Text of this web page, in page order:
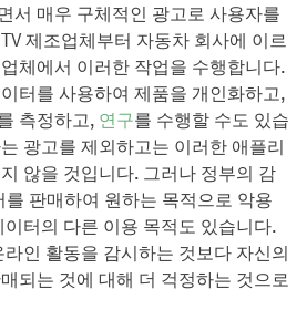
서 매우 구체적인 광고로 사용자를
제조업체부터 자동차 회사에 이르
체에서 이러한 작업을 수행합니다.
터를 사용하여 제품을 개인화하고,
측정하고, 연구를 수행할 수도 있습
광고를 제외하고는 이러한 애플리
않을 것입니다. 그러나 정부의 감
판매하여 원하는 목적으로 악용
터의 다른 이용 목적도 있습니다.
인 활동을 감시하는 것보다 자신의
되는 것에 대해 더 걱정하는 것으로